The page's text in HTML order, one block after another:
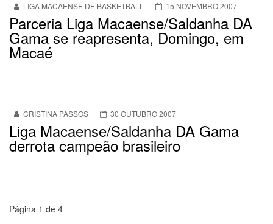
LIGA MACAENSE DE BASKETBALL 15 NOVEMBRO 2007
Parceria Liga Macaense/Saldanha DA
Gama se reapresenta, Domingo, em
Macaé
CRISTINA PASSOS 30 OUTUBRO 2007
Liga Macaense/Saldanha DA Gama
derrota campeão brasileiro
Página 1 de 4